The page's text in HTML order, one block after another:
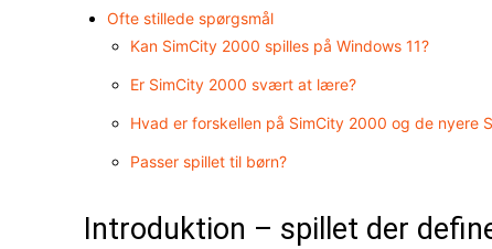
Ofte stillede spørgsmål
Kan SimCity 2000 spilles på Windows 11?
Er SimCity 2000 svært at lære?
Hvad er forskellen på SimCity 2000 og de nyere
Passer spillet til børn?
Introduktion – spillet der